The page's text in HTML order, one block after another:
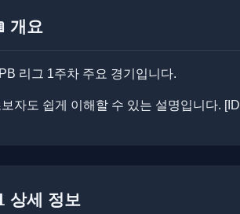
개요
리그 1주차 주요 경기입니다.
자도 쉽게 이해할 수 있는 설명입니다.
상세 정보